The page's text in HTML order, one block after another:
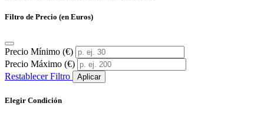
Filtro de Precio (en Euros)
Precio Mínimo (€)
Precio Máximo (€)
Restablecer Filtro
Aplicar
Elegir Condición